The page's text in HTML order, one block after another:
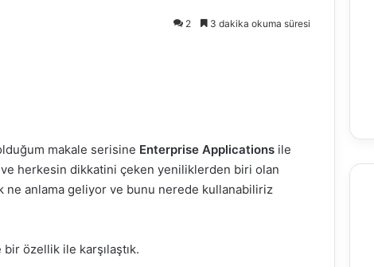
2 3 dakika okuma süresi
makale serisine Enterprise Applications ile
herkesin dikkatini çeken yeniliklerden biri olan
anlama geliyor ve bunu nerede kullanabiliriz
özellik ile karşılaştık.